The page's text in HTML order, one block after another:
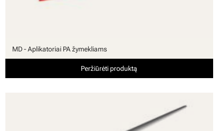
MD - Aplikatoriai PA žymekliams
Peržiūrėti produktą